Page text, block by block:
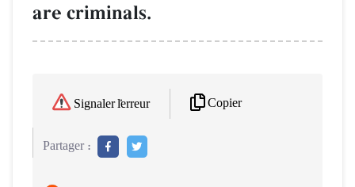
are criminals.
Signaler l'erreur Copier
Partager :